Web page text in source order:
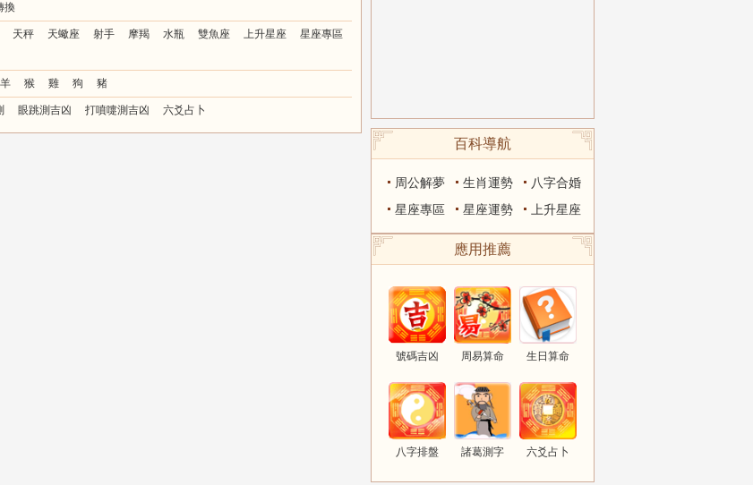
換
天秤 天蠍座 射手 摩羯 水瓶 雙魚座 上升星座
星座專區
羊 猴 雞 狗 豬
眼跳測吉凶 打噴嚏測吉凶 六爻占卜
百科導航
周公解夢 生肖運勢
八字合婚
星座專區
星座運勢 上升星座
應用推薦
號碼吉凶 周易算命 生日算命
八字排盤 諸葛測字 六爻占卜